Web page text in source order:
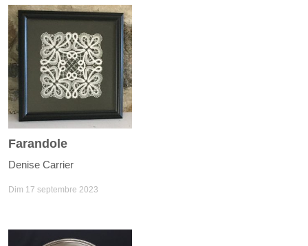
Farandole
Denise Carrier
Dim 17 septembre 2023